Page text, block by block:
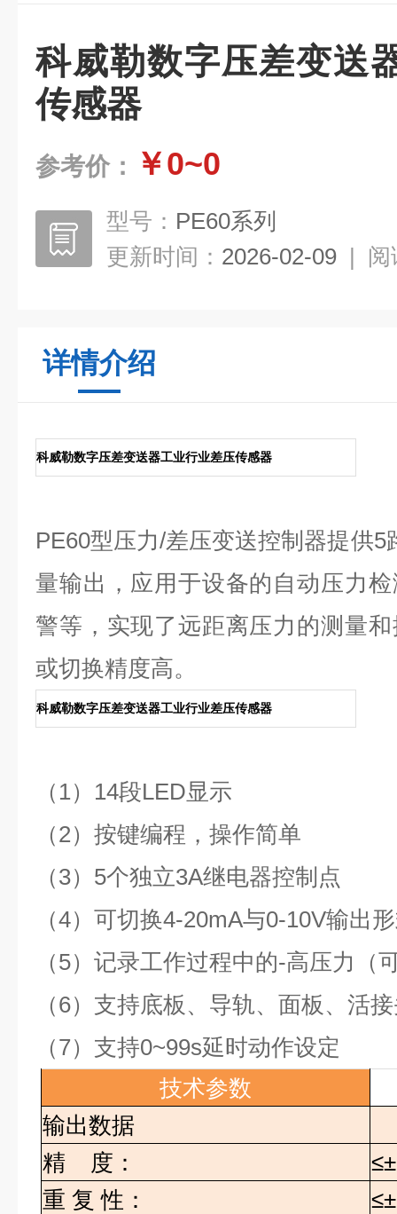
科威勒数字压差变送
传感器
参考价： ￥0~0
型号： PE60系列
更新时间： 2026-02-09 | 阅
详情介绍
科威勒数字压差变送器工业行业差压传感器
PE60型压力/差压变送控制器提供5
量输出，应用于设备的自动压力
警等，实现了远距离压力的测量
或切换精度高。
科威勒数字压差变送器工业行业差压传感器
（1）14段LED显示
（2） 按键编程，操作简单
（3） 5个独立3A继电器控制点
（4） 可切换4-20mA与0-10V输出
（5） 记录工作过程中的-高压力（
（6） 支持底板、导轨、面板、活
（7） 支持0~99s延时动作设定
技术参数
输出数据
精
度：
重 复 性：